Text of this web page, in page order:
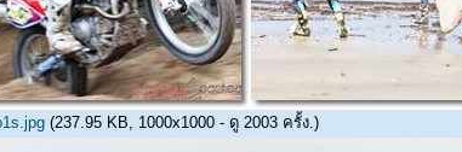
(237.95 KB, 1000x1000 - ดู 2003 ครั้ง.)